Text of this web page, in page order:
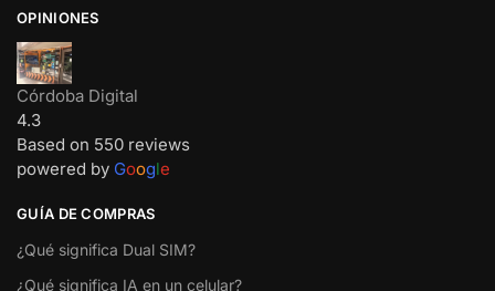
OPINIONES
Córdoba Digital
4.3
Based on 550 reviews
powered by Google
GUÍA DE COMPRAS
¿Qué significa Dual SIM?
¿Qué significa IA en un celular?